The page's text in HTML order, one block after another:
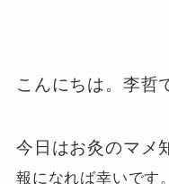
こんにちは。李哲
今日はお灸のマメ
報になれば幸いです。